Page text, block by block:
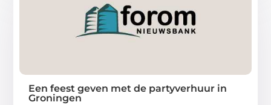
Een feest geven met de partyverhuur in
Groningen